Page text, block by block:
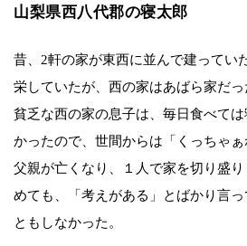
山梨県西八代郡の寝太郎
昔、2軒の家が東西に並んで建ってい
栄していたが、西の家はあばら家だっ
貧乏な西の家の息子は、毎日食べて
かったので、世間からは「くっちゃぁ
父親が亡くなり、１人で家を切り盛
めても、「考えがある」とばかり言
ともしなかった。